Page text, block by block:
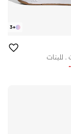
+
3
للبنات
-